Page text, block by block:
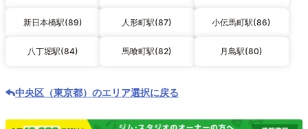
新日本橋駅(89) 人形町駅(87) 小伝馬町駅(86)
八丁堀駅(84) 馬喰町駅(82) 月島駅(80)
中央区（東京都）のエリア選択に戻る